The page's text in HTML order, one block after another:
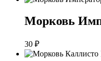
Морковь
30 ₽